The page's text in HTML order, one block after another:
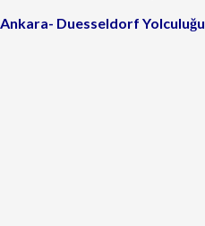
Ankara- Duesseldorf Yolculuğu